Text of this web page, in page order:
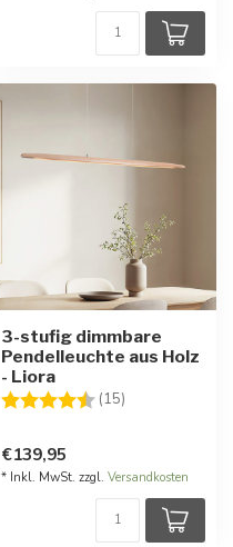
3-stufig dimmbare
Pendelleuchte aus Holz
- Liora
Bewertung:
(15)
€139,95
* Inkl. MwSt. zzgl. Versandkosten